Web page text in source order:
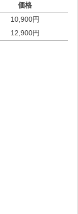
価格
10,900円
12,900円